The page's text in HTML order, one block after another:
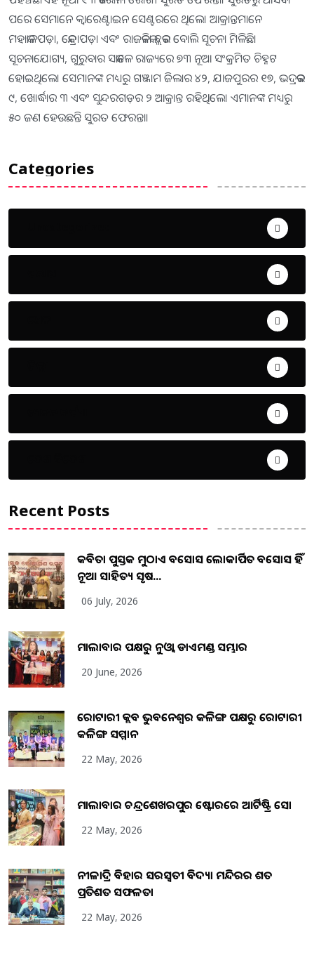
ପରେ ସେମାନେ କ୍ବାରେଣ୍ଟାଇନ ସେଣ୍ଟରରେ ଥିଲେ। ଆକ୍ରାନ୍ତମାନେ
ମହାକାଳପଡ଼ା, କେନ୍ଦ୍ରାପଡ଼ା ଏବଂ ରାଜକନିକା ବ୍ଲକର ବୋଲି ସୂଚନା ମିଳିଛି।
ସୂଚନାଯୋଗ୍ୟ, ଗୁରୁବାର ସକାଳେ ରାଜ୍ୟରେ ୭୩ ନୂଆ ସଂକ୍ରମିତ ଚିହ୍ନଟ
ହୋଇଥିଲେ। ସେମାନଙ୍କ ମଧ୍ୟରୁ ଗଞ୍ଜାମ ଜିଲାର ୪୨, ଯାଜପୁରର ୧୭, ଭଦ୍ରକର
୯, ଖୋର୍ଦ୍ଧାର ୩ ଏବଂ ସୁନ୍ଦରଗଡ଼ର ୨ ଆକ୍ରାନ୍ତ ରହିଥିଲେ। ଏମାନଙ୍କ ମଧ୍ୟରୁ
୫୦ ଜଣ ହେଉଛନ୍ତି ସୁରତ ଫେରନ୍ତା।
Categories
Recent Posts
କବିତା ପୁସ୍ତକ ମୁଠାଏ ଅବସୋସ ଲୋକାର୍ପିତ ଅବସୋସ ହିଁ
ନୂଆ ସାହିତ୍ୟ ସୃଷ...
06 July, 2026
ମାଲାବାର ପକ୍ଷରୁ ନୁଓ୍ବା ଡାଏମଣ୍ଡ ସମ୍ଭାର
20 June, 2026
ରୋଟାରୀ କ୍ଲବ ଭୁବନେଶ୍ୱର କଳିଙ୍ଗ ପକ୍ଷରୁ ରୋଟାରୀ
କଳିଙ୍ଗ ସମ୍ମାନ
22 May, 2026
ମାଲାବାର ଚନ୍ଦ୍ରଶେଖରପୁର ଷ୍ଟୋରରେ ଆର୍ଟିଷ୍ଟ୍ରି ସୋ
22 May, 2026
ନୀଳାଦ୍ରି ବିହାର ସରସ୍ୱତୀ ବିଦ୍ୟା ମନ୍ଦିରର ଶତ
ପ୍ରତିଶତ ସଫଳତା
22 May, 2026